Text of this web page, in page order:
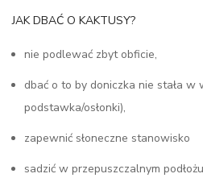
JAK DBAĆ O KAKTUSY?
nie podlewać zbyt obficie,
dbać o to by doniczka nie stała
podstawka/osłonki),
zapewnić słoneczne stanowisko
sadzić w przepuszczalnym